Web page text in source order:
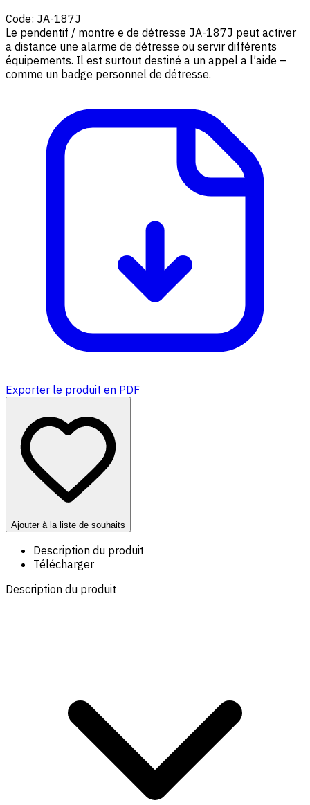
Code: JA-187J
Le pendentif / montre e de détresse JA-187J peut activer
a distance une alarme de détresse ou servir différents
équipements. Il est surtout destiné a un appel a l’aide –
comme un badge personnel de détresse.
Exporter le produit en PDF
Ajouter à la liste de souhaits
Description du produit
Télécharger
Description du produit